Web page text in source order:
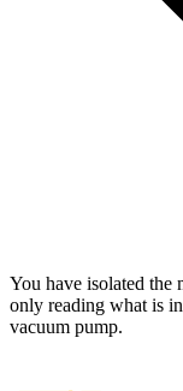
You have isolated the
only reading what is
vacuum pump.